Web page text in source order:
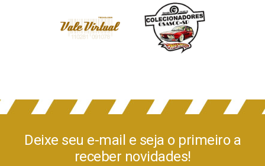
Deixe seu e-mail e seja o primeiro a
receber novidades!